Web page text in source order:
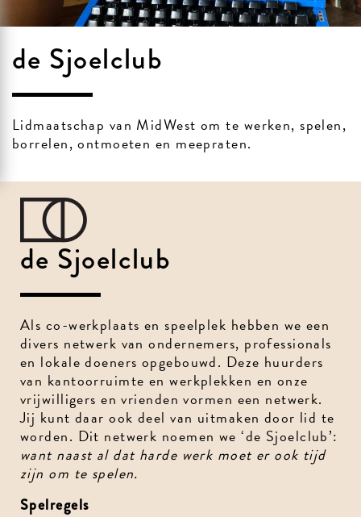
de Sjoelclub
Lidmaatschap van MidWest om te werken, spelen,
borrelen, ontmoeten en meepraten.
de Sjoelclub
Als co-werkplaats en speelplek hebben we een
divers netwerk van ondernemers, professionals
en lokale doeners opgebouwd. Deze huurders
van kantoorruimte en werkplekken en onze
vrijwilligers en vrienden vormen een netwerk.
Jij kunt daar ook deel van uitmaken door lid te
worden. Dit netwerk noemen we ‘de Sjoelclub’:
want naast al dat harde werk moet er ook tijd
zijn om te spelen.
Spelregels